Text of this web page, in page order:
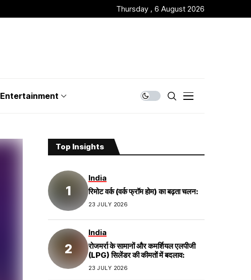
Thursday , 6 August 2026
Entertainment
Top Insights
India
रिमोट वर्क (वर्क फ्रॉम होम) का बढ़ता चलन:
23 JULY 2026
India
रोजमर्रा के सामानों और कमर्शियल एलपीजी
(LPG) सिलेंडर की कीमतों में बदलाव:
23 JULY 2026